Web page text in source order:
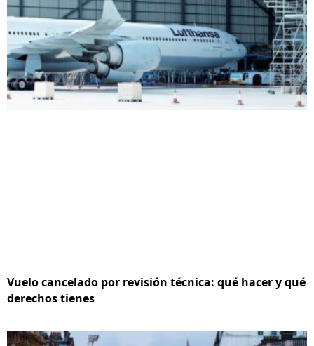
Vuelo cancelado por revisión técnica: qué hacer y qué
derechos tienes